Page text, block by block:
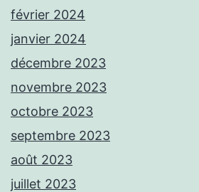
février 2024
janvier 2024
décembre 2023
novembre 2023
octobre 2023
septembre 2023
août 2023
juillet 2023